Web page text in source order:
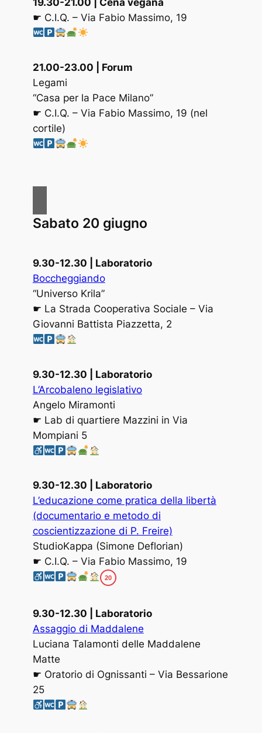
☛ C.I.Q. – Via Fabio Massimo, 19
21.00-23.00 | Forum
Legami
“Casa per la Pace Milano”
☛ C.I.Q. – Via Fabio Massimo, 19 (nel
cortile)
Sabato 20 giugno
9.30-12.30 | Laboratorio
Boccheggiando
“Universo Krila”
☛ La Strada Cooperativa Sociale – Via
Giovanni Battista Piazzetta, 2
9.30-12.30 | Laboratorio
L’Arcobaleno legislativo
Angelo Miramonti
☛ Lab di quartiere Mazzini in Via
Mompiani 5
9.30-12.30 | Laboratorio
L’educazione come pratica della libertà
(documentario e metodo di
coscientizzazione di P. Freire)
StudioKappa (Simone Deflorian)
☛ C.I.Q. – Via Fabio Massimo, 19
20
9.30-12.30 | Laboratorio
Assaggio di Maddalene
Luciana Talamonti delle Maddalene
Matte
☛ Oratorio di Ognissanti – Via Bessarione
25